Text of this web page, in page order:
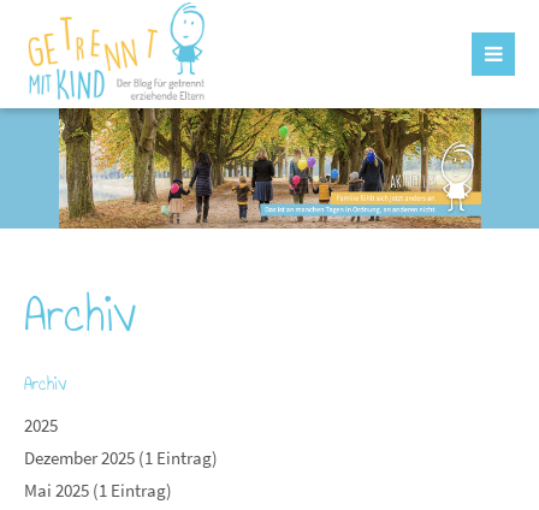
Archiv
Archiv
2025
Dezember 2025 (1 Eintrag)
Mai 2025 (1 Eintrag)